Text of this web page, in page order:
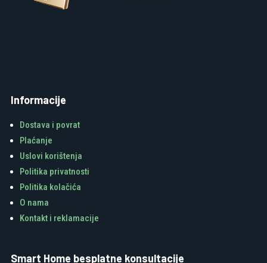
Informacije
Dostava i povrat
Plaćanje
Uslovi korištenja
Politika privatnosti
Politika kolačića
O nama
Kontakt i reklamacije
Smart Home besplatne konsultacije